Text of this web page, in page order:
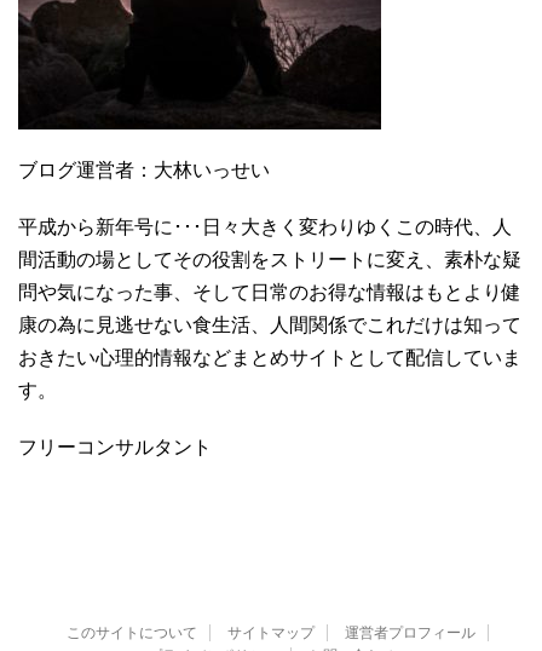
ブログ運営者：大林いっせい
平成から新年号に･･･日々大きく変わりゆくこの時代、人
間活動の場としてその役割をストリートに変え、素朴な疑
問や気になった事、そして日常のお得な情報はもとより健
康の為に見逃せない食生活、人間関係でこれだけは知って
おきたい心理的情報などまとめサイトとして配信していま
す。
フリーコンサルタント
このサイトについて サイトマップ
運営者プロフィール